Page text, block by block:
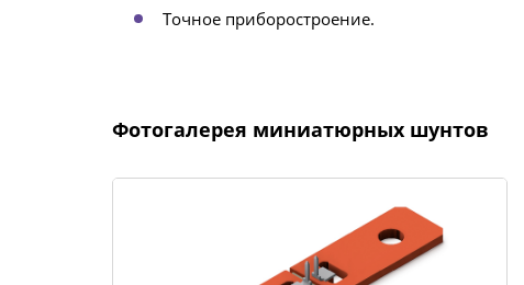
Точное приборостроение.
Фотогалерея миниатюрных шунтов